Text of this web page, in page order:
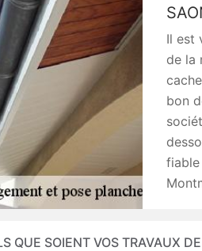
Il est
de la
bon
fiable
QUE SOIENT VOS TRAVAUX